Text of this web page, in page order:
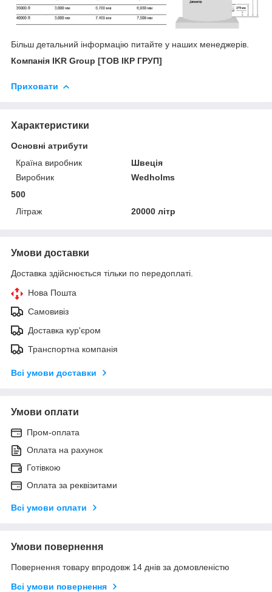
Більш детальний інформацію питайте у наших менеджерів.
Компанія IKR Group [ТОВ ІКР ГРУП]
Приховати
Характеристики
Основні атрибути
Країна виробник
Швеція
Виробник
Wedholms
500
Літраж
20000 літр
Умови доставки
Доставка здійснюється тільки по передоплаті.
Нова Пошта
Самовивіз
Доставка кур'єром
Транспортна компанія
Всі умови доставки
Умови оплати
Пром-оплата
Оплата на рахунок
Готівкою
Оплата за реквізитами
Всі умови оплати
Умови повернення
Повернення товару впродовж 14 днів за домовленістю
Всі умови повернення